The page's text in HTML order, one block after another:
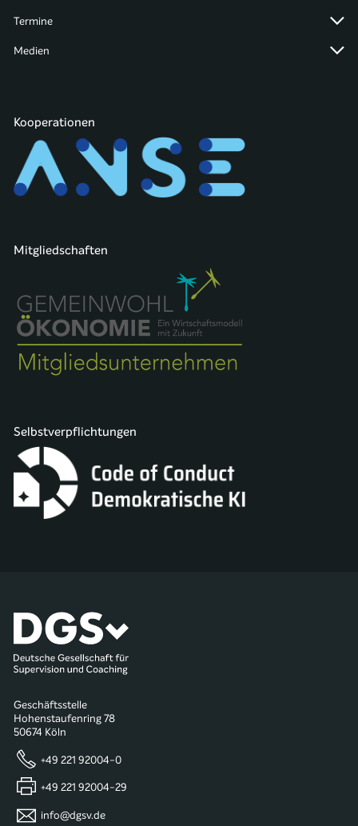
Termine
Medien
Kooperationen
Mitgliedschaften
Selbstverpflichtungen
Geschäftsstelle
Hohenstaufenring 78
50674 Köln
+49 221 92004-0
+49 221 92004-29
info@dgsv.de